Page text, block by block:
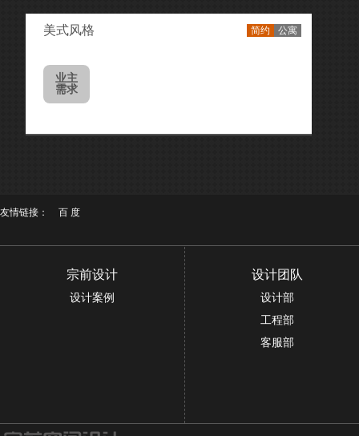
美式风格 公寓
简约
业主
需求
友情链接： 百 度
宗前设计
设计案例
设计团队
设计部
工程部
客服部